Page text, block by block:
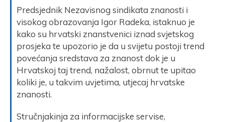
Predsjednik Nezavisnog sindikata znanosti i
visokog obrazovanja Igor Radeka, istaknuo je
kako su hrvatski znanstvenici iznad svjetskog
prosjeka te upozorio je da u svijetu postoji trend
povećanja sredstava za znanost dok je u
Hrvatskoj taj trend, nažalost, obrnut te upitao
koliki je, u takvim uvjetima, utjecaj hrvatske
znanosti.
Stručnjakinja za informacijske servise,